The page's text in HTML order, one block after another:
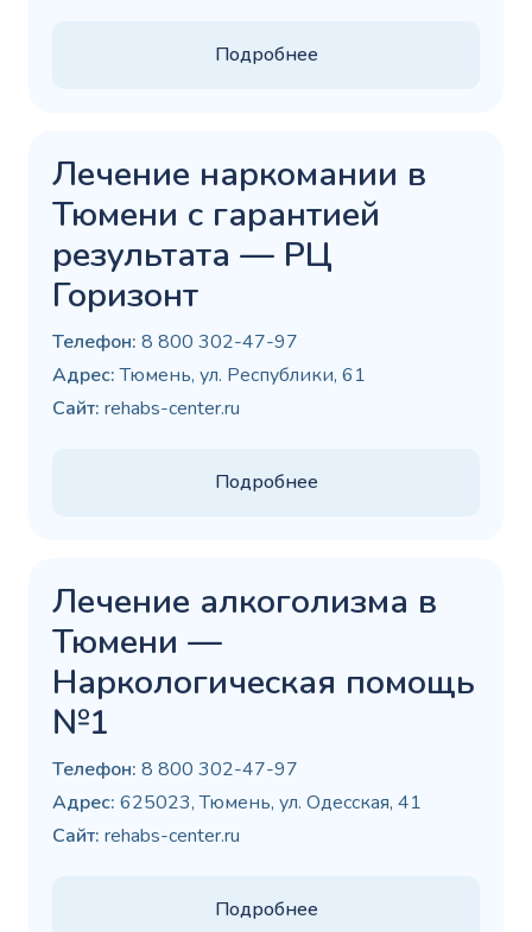
Подробнее
Лечение наркомании в
Тюмени с гарантией
результата — РЦ
Горизонт
Телефон: 8 800 302-47-97
Адрес:Тюмень, ул. Республики, 61
Сайт: rehabs-center.ru
Подробнее
Лечение алкоголизма в
Тюмени —
Наркологическая помощь
№1
Телефон: 8 800 302-47-97
Адрес: 625023, Тюмень, ул. Одесская, 41
Сайт: rehabs-center.ru
Подробнее